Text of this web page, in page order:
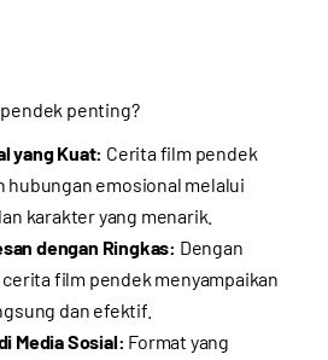
penting?
yang Kuat: Cerita film pendek
hubungan emosional melalui
karakter yang menarik.
dengan Ringkas: Dengan
film pendek menyampaikan
dan efektif.
Media Sosial: Format yang